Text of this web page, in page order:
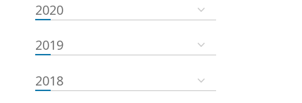
2020
2019
2018